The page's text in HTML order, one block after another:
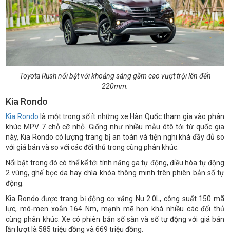
Toyota Rush nổi bật với khoảng sáng gầm cao vượt trội lên đến
220mm.
Kia Rondo
Kia Rondo là một trong số ít những xe Hàn Quốc tham gia vào phân
khúc MPV 7 chỗ cỡ nhỏ. Giống như nhiều mẫu ôtô tới từ quốc gia
này, Kia Rondo có lượng trang bị an toàn và tiện nghi khá đầy đủ so
với giá bán và so với các đối thủ trong cùng phân khúc.
Nổi bật trong đó có thể kể tới tính năng ga tự động, điều hòa tự động
2 vùng, ghế bọc da hay chìa khóa thông minh trên phiên bản số tự
động.
Kia Rondo được trang bị động cơ xăng Nu 2.0L, công suất 150 mã
lực, mô-men xoắn 164 Nm, mạnh mẽ hơn khá nhiều các đối thủ
cùng phân khúc. Xe có phiên bản số sàn và số tự động với giá bán
lần lượt là 585 triệu đồng và 669 triệu đồng.